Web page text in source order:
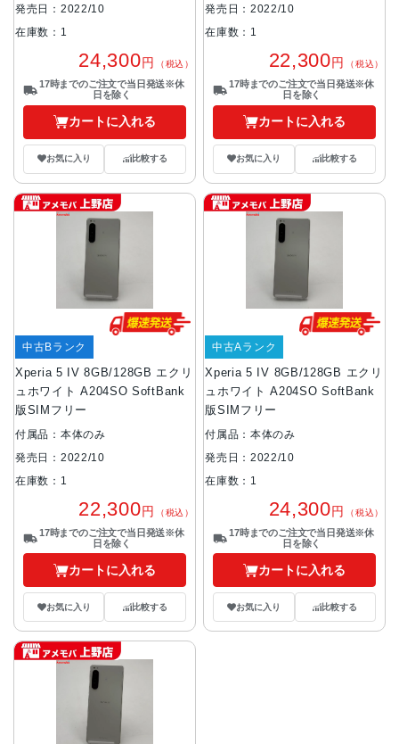
発売日：2022/10
在庫数：1
24,300円 （税込）
17時までのご注文で当日発送※休
日を除く
カートに入れる
お気に入り 比較する
発売日：2022/10
在庫数：1
22,300円 （税込）
17時までのご注文で当日発送※休
日を除く
カートに入れる
お気に入り 比較する
Xperia 5 IV 8GB/128GB エクリ
ュホワイト A204SO SoftBank
版SIMフリー
中古Bランク
付属品：本体のみ
発売日：2022/10
在庫数：1
22,300円 （税込）
17時までのご注文で当日発送※休
日を除く
カートに入れる
お気に入り 比較する
Xperia 5 IV 8GB/128GB エクリ
ュホワイト A204SO SoftBank
版SIMフリー
中古Aランク
付属品：本体のみ
発売日：2022/10
在庫数：1
24,300円 （税込）
17時までのご注文で当日発送※休
日を除く
カートに入れる
お気に入り 比較する